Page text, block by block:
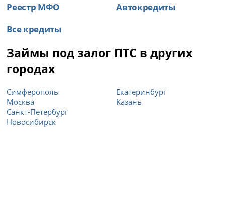
Реестр МФО
Все кредиты
Автокредиты
Займы под залог ПТС в других
городах
Симферополь
Москва
Санкт-Петербург
Новосибирск
Екатеринбург
Казань